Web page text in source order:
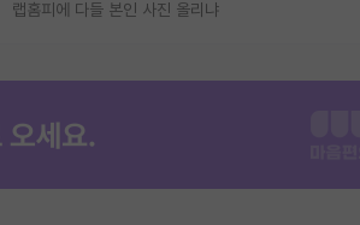
랩홈피에 다들 본인 사진 올리냐